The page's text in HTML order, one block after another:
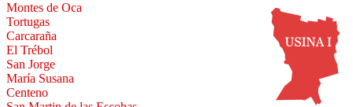
Montes de Oca
Tortugas
Carcaraña
El Trébol
San Jorge
María Susana
Centeno